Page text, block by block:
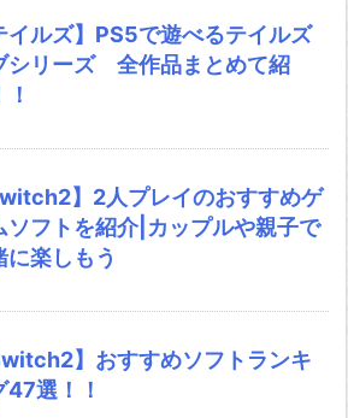
イルズ】PS5で遊べるテイルズ
シリーズ 全作品まとめて紹
】2人プレイのおすすめゲ
ソフトを紹介|カップルや親子で
に楽しもう
】おすすめソフトランキ
47選！！